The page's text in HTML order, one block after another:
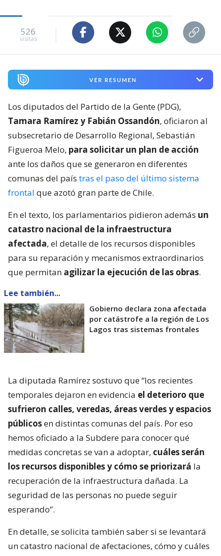
526
visitas
VER RESUMEN
Los diputados del Partido de la Gente (PDG),
Tamara Ramírez y Fabián Ossandón, oficiaron al
subsecretario de Desarrollo Regional, Sebastián
Figueroa Melo, para solicitar un plan de acción
ante los daños que se generaron en diferentes
comunas del país tras el paso del último sistema
frontal que azotó gran parte de Chile.
En el texto, los parlamentarios pidieron además un
catastro nacional de la infraestructura
afectada, el detalle de los recursos disponibles
para su reparación y mecanismos extraordinarios
que permitan agilizar la ejecución de las obras.
Lee también...
Gobierno declara zona afectada
por catástrofe a la región de Los
Lagos tras sistemas frontales
La diputada Ramírez sostuvo que “los recientes
temporales dejaron en evidencia el deterioro que
sufrieron calles, veredas, áreas verdes y espacios
públicosen distintas comunas del país. Por eso
hemos oficiado a la Subdere para conocer qué
medidas concretas se van a adoptar, cuáles serán
los recursos disponibles y cómo se priorizará la
recuperación de la infraestructura dañada. La
seguridad de las personas no puede seguir
esperando”.
En detalle, se solicita también saber si se levantará
un catastro nacional de afectaciones, cómo y cuáles